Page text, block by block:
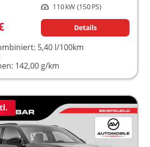
Leistung 110 kW (150 PS)
Details
5,40 l/100km
142,00 g/km